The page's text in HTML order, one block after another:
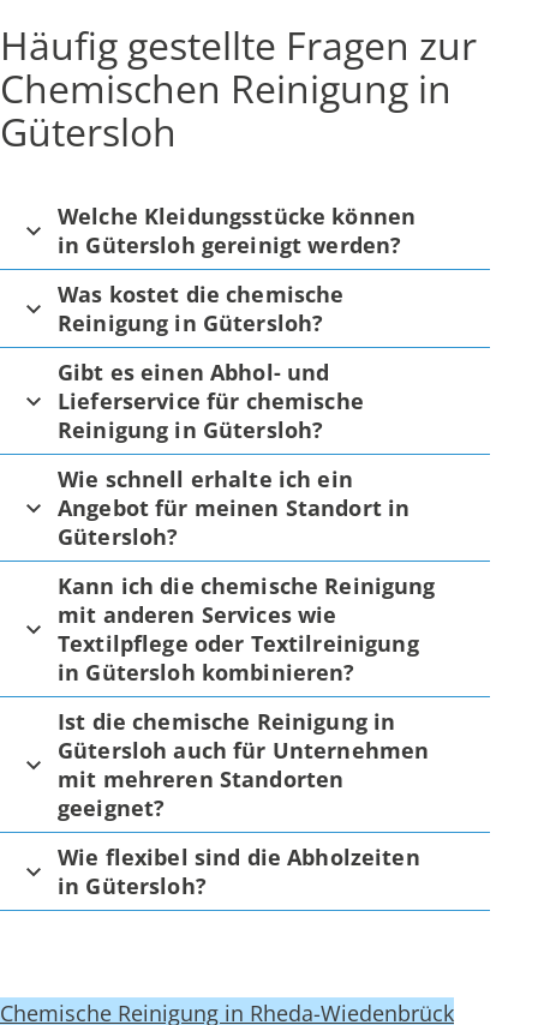
Häufig gestellte Fragen zur
Chemischen Reinigung in
Gütersloh
Welche Kleidungsstücke können
in Gütersloh gereinigt werden?
Was kostet die chemische
Reinigung in Gütersloh?
Gibt es einen Abhol- und
Lieferservice für chemische
Reinigung in Gütersloh?
Wie schnell erhalte ich ein
Angebot für meinen Standort in
Gütersloh?
Kann ich die chemische Reinigung
mit anderen Services wie
Textilpflege oder Textilreinigung
in Gütersloh kombinieren?
Ist die chemische Reinigung in
Gütersloh auch für Unternehmen
mit mehreren Standorten
geeignet?
Wie flexibel sind die Abholzeiten
in Gütersloh?
Chemische Reinigung in Rheda-Wiedenbrück